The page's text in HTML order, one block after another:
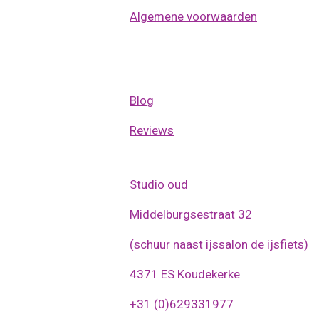
Algemene voorwaarden
Blog
Reviews
Studio oud
Middelburgsestraat 32
(schuur naast ijssalon de ijsfiets)
4371 ES Koudekerke
+31 (0)629331977